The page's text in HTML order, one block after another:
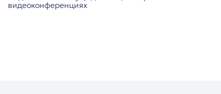
видеоконференциях